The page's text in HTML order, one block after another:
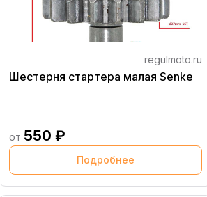
regulmoto.ru
Шестерня стартера малая Senke
от 550 ₽
Подробнее